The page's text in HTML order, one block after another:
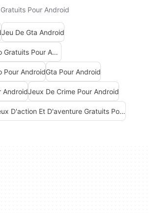
Pour Android
Jeu De Gta Android
Jeux Grand Theft Auto Gratuits Pour Android
Pour AndroidGta Pour Android
AndroidJeux De Crime Pour Android
Jeux D'action Et D'aventure Gratuits Pour Android